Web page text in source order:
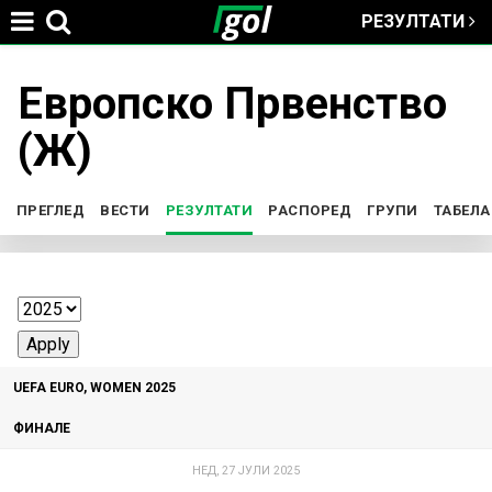
РЕЗУЛТАТИ
You
are
here
Европско Првенство
(Ж)
P
r
i
m
ПРЕГЛЕД ВЕСТИ РЕЗУЛТАТИ (ACTIVE TAB)
РАСПОРЕД ГРУПИ ТАБЕЛА
UEFA EURO, WOMEN 2025
ФИНАЛЕ
НЕД, 27 ЈУЛИ 2025